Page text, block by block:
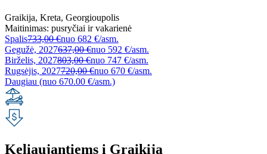
Graikija, Kreta, Georgioupolis
Maitinimas: pusryčiai ir vakarienė
Spalis733,00 €nuo 682 €/asm.
Gegužė, 2027637,00 €nuo 592 €/asm.
Birželis, 2027803,00 €nuo 747 €/asm.
Rugsėjis, 2027720,00 €nuo 670 €/asm.
Daugiau (nuo 670.00 €/asm.)
Keliaujantiems į Graikiją